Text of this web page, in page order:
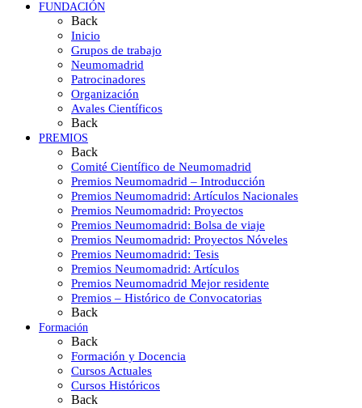
FUNDACIÓN
Back
Inicio
Grupos de trabajo
Neumomadrid
Patrocinadores
Organización
Avales Científicos
Back
PREMIOS
Back
Comité Científico de Neumomadrid
Premios Neumomadrid – Introducción
Premios Neumomadrid: Artículos Nacionales
Premios Neumomadrid: Proyectos
Premios Neumomadrid: Bolsa de viaje
Premios Neumomadrid: Proyectos Nóveles
Premios Neumomadrid: Tesis
Premios Neumomadrid: Artículos
Premios Neumomadrid Mejor residente
Premios – Histórico de Convocatorias
Back
Formación
Back
Formación y Docencia
Cursos Actuales
Cursos Históricos
Back